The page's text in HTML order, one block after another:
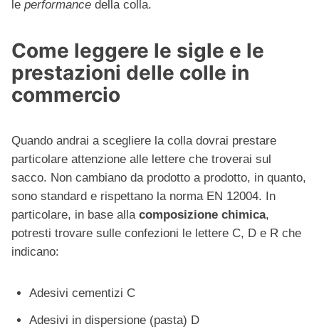
le performance della colla.
Come leggere le sigle e le
prestazioni delle colle in
commercio
Quando andrai a scegliere la colla dovrai prestare
particolare attenzione alle lettere che troverai sul
sacco. Non cambiano da prodotto a prodotto, in quanto,
sono standard e rispettano la norma EN 12004. In
particolare, in base alla composizione chimica,
potresti trovare sulle confezioni le lettere C, D e R che
indicano:
Adesivi cementizi C
Adesivi in dispersione (pasta) D